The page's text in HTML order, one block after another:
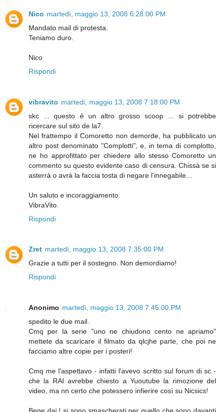
Nico martedì, maggio 13, 2008 6:28:00 PM
Mandato mail di protesta.
Teniamo duro.
Nico
Rispondi
vibravito martedì, maggio 13, 2008 7:18:00 PM
skc ... questo è un altro grosso scoop ... si potrebbe
ricercare sul sito de la7.
Nel frattempo il Comoretto non demorde, ha pubblicato un
altro post denominato "Complotti", e, in tema di complotto,
ne ho approfittato per chiedere allo stesso Comoretto un
commento su questo evidente caso di censura. Chissà se si
asterrà o avrà la faccia tosta di negare l'innegabile...
Un saluto e incoraggiamento.
VibraVito.
Rispondi
Zret martedì, maggio 13, 2008 7:35:00 PM
Grazie a tutti per il sostegno. Non demordiamo!
Rispondi
Anonimo martedì, maggio 13, 2008 7:45:00 PM
spedito le due mail.
Cmq per la serie "uno ne chiudono cento ne apriamo"
mettete da scaricare il filmato da qlcjhe parte, che poi ne
facciamo altre copie per i posteri!
Cmq me l'aspettavo - infatti l'avevo scritto sul forum di sc -
che la RAI avrebbe chiesto a Yuoutube la rimozione del
video, ma nn certo che potessero infierire così su Nicsics!